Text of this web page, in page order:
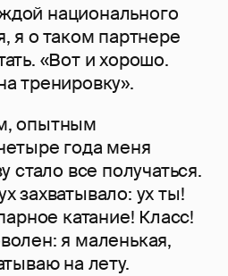
национального
я о таком партнере
«Вот и хорошо.
тренировку».
опытным
года меня
стало все получаться.
захватывало: ух ты!
катание! Класс!
я маленькая,
на лету.